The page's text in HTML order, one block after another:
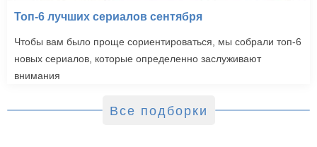
Топ-6 лучших сериалов сентября
Чтобы вам было проще сориентироваться, мы собрали топ-6
новых сериалов, которые определенно заслуживают
внимания
Все подборки